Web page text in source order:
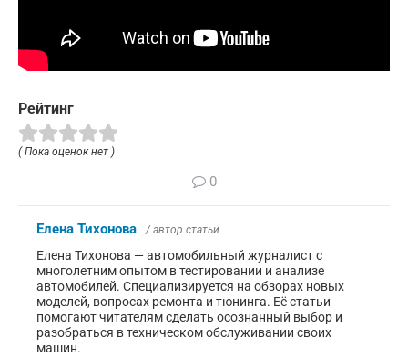
Рейтинг
( Пока оценок нет )
0
Елена Тихонова / автор статьи
Елена Тихонова — автомобильный журналист с
многолетним опытом в тестировании и анализе
автомобилей. Специализируется на обзорах новых
моделей, вопросах ремонта и тюнинга. Её статьи
помогают читателям сделать осознанный выбор и
разобраться в техническом обслуживании своих
машин.